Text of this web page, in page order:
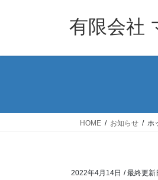
有限会社
HOME お知らせ ホ
2022年4月14日 / 最終更新